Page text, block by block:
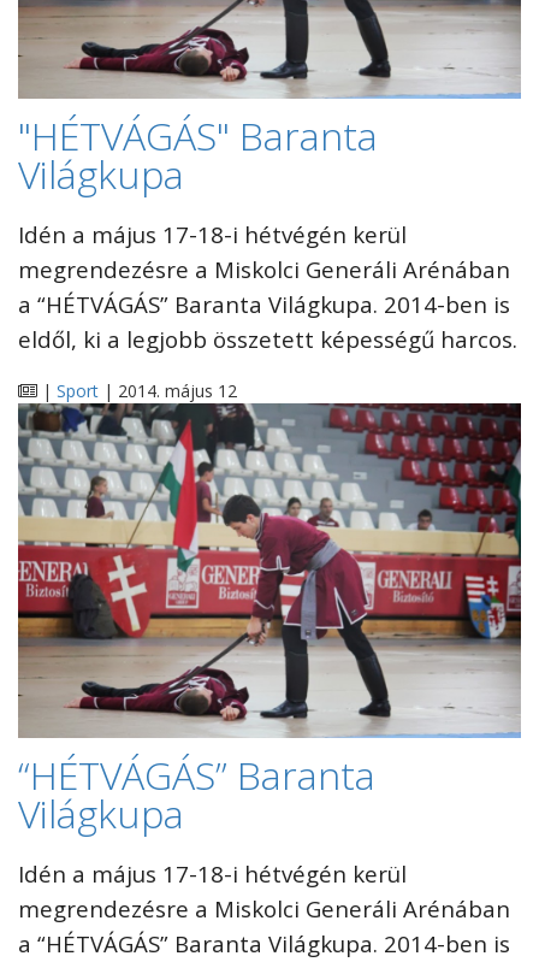
"HÉTVÁGÁS" Baranta
Világkupa
Idén a május 17-18-i hétvégén kerül
megrendezésre a Miskolci Generáli Arénában
a “HÉTVÁGÁS” Baranta Világkupa. 2014-ben is
eldől, ki a legjobb összetett képességű harcos.
| Sport | 2014. május 12
“HÉTVÁGÁS” Baranta
Világkupa
Idén a május 17-18-i hétvégén kerül
megrendezésre a Miskolci Generáli Arénában
a “HÉTVÁGÁS” Baranta Világkupa. 2014-ben is